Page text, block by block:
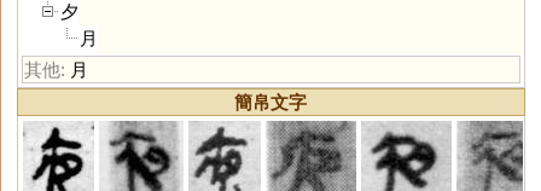
夕
月
其他: 月
簡帛文字